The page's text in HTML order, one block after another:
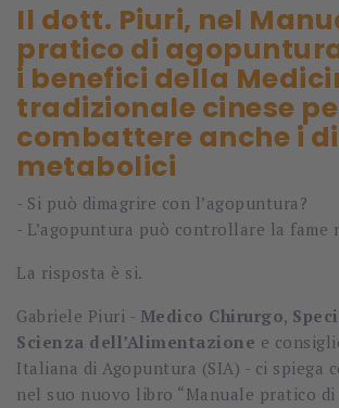
Il dott. Piuri, nel
pratico di
i benefici della
tradizionale cinese
combattere anche i
metabolici
- Si può dimagrire con l’agopuntura?
- L’agopuntura può controllare la fame
La risposta è si.
Gabriele Piuri - Medico Chirurgo,
Scienza dell’Alimentazione e
Italiana di Agopuntura (SIA) - ci spiega
nel suo nuovo libro “Manuale pratico